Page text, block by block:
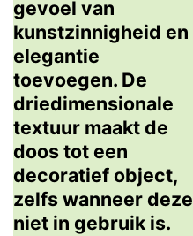
gevoel van
kunstzinnigheid en
elegantie
toevoegen. De
driedimensionale
textuur maakt de
doos tot een
decoratief object,
zelfs wanneer deze
niet in gebruik is.